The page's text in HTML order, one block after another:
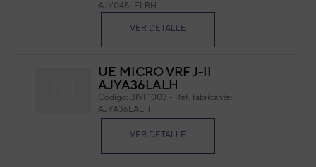
Medidas: 970 x 373 mm. (L x W)
AJY045LELBH
VER DETALLE
UE MICRO VRF J-II
AJYA36LALH
Código: 3IVF1003 - Ref. fabricante:
AJYA36LALH
VER DETALLE